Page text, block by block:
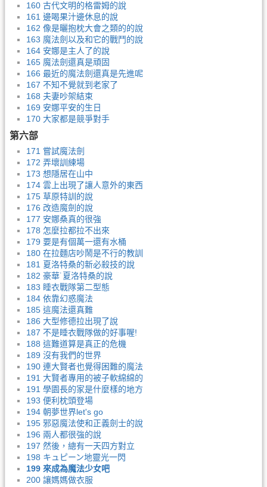
160 古代文明的格雷姆的說
161 邊喝果汁邊休息的說
162 像是曬抱枕大會之類的的說
163 魔法劍以及和它的戰鬥的說
164 安娜是主人了的說
165 魔法劍還真是頑固
166 最近的魔法劍還真是先進呢
167 不知不覺就到老家了
168 夫妻吵架結束
169 安娜平安的生日
170 大家都是競爭對手
第六部
171 嘗試魔法劍
172 弄壞訓練場
173 想隱居在山中
174 雲上出現了讓人意外的東西
175 草原特訓的說
176 改造魔劍的說
177 安娜桑真的很強
178 怎麼拉都拉不出來
179 要是有個萬一還有水桶
180 在拉麵店吵鬧是不行的教訓
181 夏洛特桑的新必殺技的說
182 豪華˙夏洛特桑的說
183 睡衣戰隊第二型態
184 依靠幻惑魔法
185 這魔法還真難
186 大型修德拉出現了說
187 不是睡衣戰隊做的好事喔!
188 這難道算是真正的危機
189 沒有我們的世界
190 連大賢者也覺得困難的魔法
191 大賢者專用的被子軟綿綿的
191 學園長的家是什麼樣的地方
193 便利枕頭登場
194 朝夢世界let's go
195 邪惡魔法使和正義劍士的說
196 兩人都很強的說
197 然後，總有一天四方對立
198 キュピーン地靈光一閃
199 來成為魔法少女吧
200 讓媽媽做衣服